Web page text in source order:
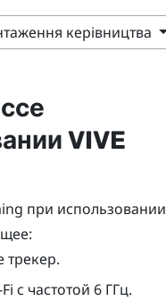
керівництва
VIVE
при использовании
трекер.
с частотой 6 ГГц.